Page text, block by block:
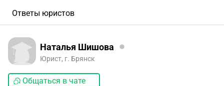
Ответы юристов
Наталья Шишова
Юрист, г. Брянск
Общаться в чате